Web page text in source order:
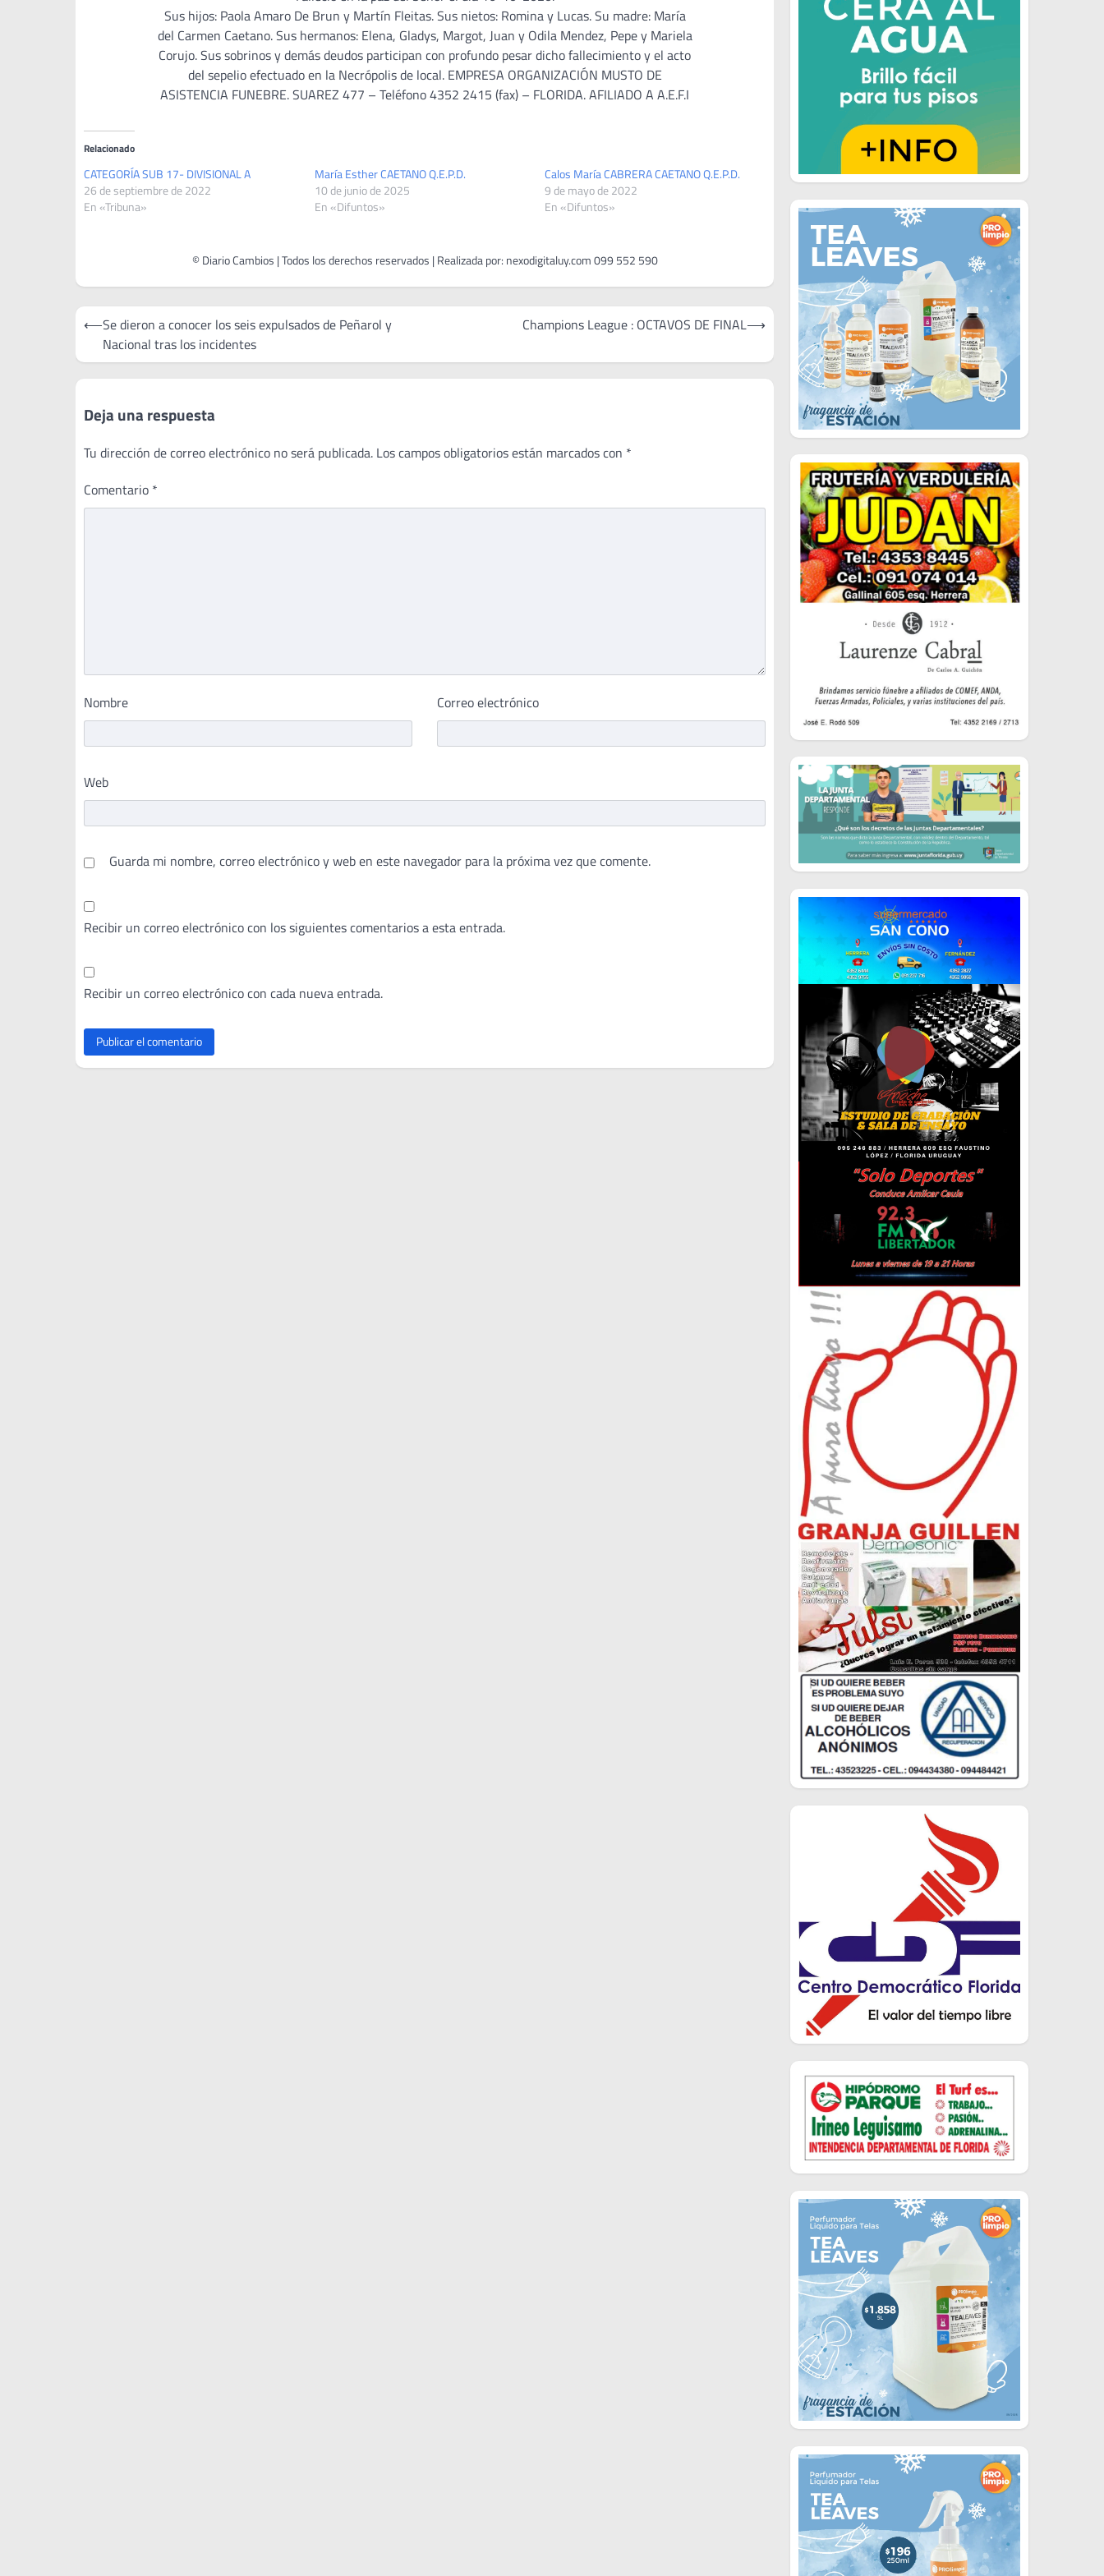
Sus hijos: Paola Amaro De Brun y Martín Fleitas. Sus nietos: Romina y Lucas. Su madre: María
del Carmen Caetano. Sus hermanos: Elena, Gladys, Margot, Juan y Odila Mendez, Pepe y Mariela
Corujo. Sus sobrinos y demás deudos participan con profundo pesar dicho fallecimiento y el acto
del sepelio efectuado en la Necrópolis de local. EMPRESA ORGANIZACIÓN MUSTO DE
ASISTENCIA FUNEBRE. SUAREZ 477 – Teléfono 4352 2415 (fax) – FLORIDA. AFILIADO A A.E.F.I
Relacionado
CATEGORÍA SUB 17- DIVISIONAL A
26 de septiembre de 2022
En «Tribuna»
María Esther CAETANO Q.E.P.D.
10 de junio de 2025
En «Difuntos»
Calos María CABRERA CAETANO Q.E.P.D.
9 de mayo de 2022
En «Difuntos»
Navegación
entradas
⟵Se dieron a conocer los seis expulsados de Peñarol y
Nacional tras los incidentes
Champions League : OCTAVOS DE FINAL⟶
Deja una respuesta
Tu dirección de correo electrónico no será publicada. Los campos obligatorios están marcados con *
Comentario *
Nombre Correo electrónico
Web
Guarda mi nombre, correo electrónico y web en este navegador para la próxima vez que comente.
Recibir un correo electrónico con los siguientes comentarios a esta entrada.
Recibir un correo electrónico con cada nueva entrada.